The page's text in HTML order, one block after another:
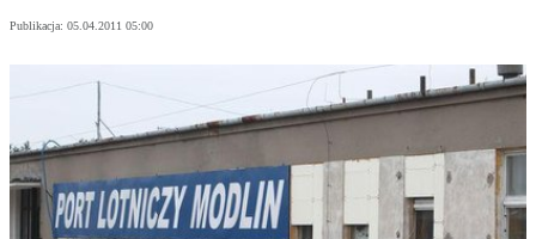
Publikacja: 05.04.2011 05:00